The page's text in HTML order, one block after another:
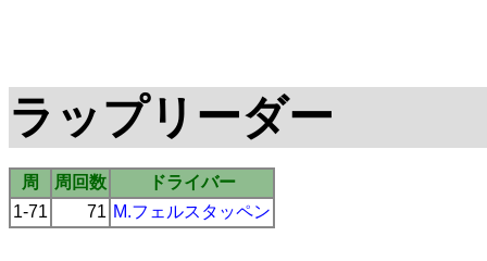
ラップリーダー
周 周回数
ドライバー
1-71
71 M.フェルスタッペン